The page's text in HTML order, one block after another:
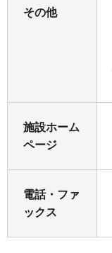
その他
施設ホーム
ページ
電話・ファ
ックス